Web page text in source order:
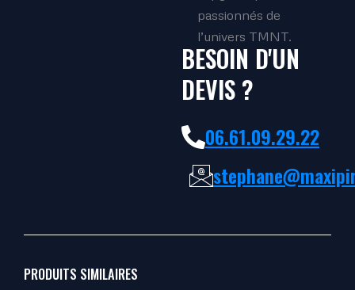
passionnés de
l’univers TMNT.
BESOIN D'UN
DEVIS ?
06.61.09.29.22
PRODUITS SIMILAIRES